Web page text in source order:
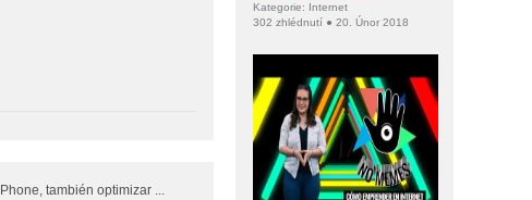
también optimizar ...
Kategorie: Internet
302 zhlédnutí ● 20. Únor 2018